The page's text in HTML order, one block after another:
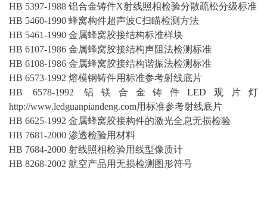
HB 5397-1988 铝合金铸件Χ射线照相检验分散疏松分级标准
HB 5460-1990 蜂窝构件超声波C扫瞄检测方法
HB 5461-1990 金属蜂窝胶接结构标准样块
HB 6107-1986 金属蜂窝胶接结构声阻法检测标准
HB 6108-1986 金属蜂窝胶接结构谐振法检测标准
HB 6573-1992 熔模钢铸件用标准参考射线底片
HB 6578-1992 铝镁合金铸件LED观片灯
http://www.ledguanpiandeng.com用标准参考射线底片
HB 6625-1992 金属蜂窝胶接构件的激光全息无损检验
HB 7681-2000 渗透检验用材料
HB 7684-2000 射线照相检验用线型像质计
HB 8268-2002 航空产品用无损检测图形符号